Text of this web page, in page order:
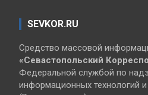
SEVKOR.RU
Средство массовой
«Севастопольский
Федеральной службой по
информационных технологий